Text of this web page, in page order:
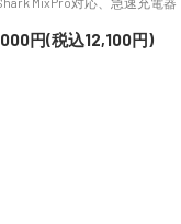
円(税込12,100円)